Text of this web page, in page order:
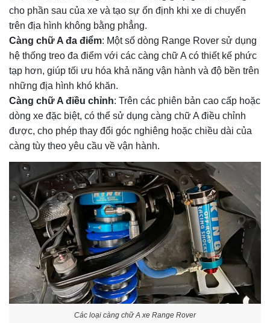
cho phần sau của xe và tạo sự ổn định khi xe di chuyển
trên địa hình không bằng phẳng.
Càng chữ A đa điểm: Một số dòng Range Rover sử dụng
hệ thống treo đa điểm với các càng chữ A có thiết kế phức
tạp hơn, giúp tối ưu hóa khả năng vận hành và độ bền trên
những địa hình khó khăn.
Càng chữ A điều chỉnh: Trên các phiên bản cao cấp hoặc
dòng xe đặc biệt, có thể sử dụng càng chữ A điều chỉnh
được, cho phép thay đổi góc nghiêng hoặc chiều dài của
càng tùy theo yêu cầu về vận hành.
Các loại càng chữ A xe Range Rover